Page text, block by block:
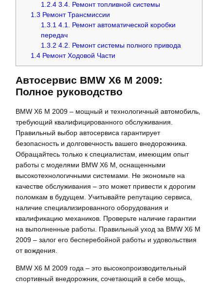
1.2.43.4. Ремонт топливной системы
1.3 Ремонт Трансмиссии
1.3.1 4.1. Ремонт автоматической коробки
передач
1.3.2 4.2. Ремонт системы полного привода
1.4 Ремонт Ходовой Части
Автосервис BMW X6 M 2009:
Полное руководство
BMW X6 M 2009 – мощный и технологичный автомобиль‚
требующий квалифицированного обслуживания.
Правильный выбор автосервиса гарантирует
безопасность и долговечность вашего внедорожника.
Обращайтесь только к специалистам‚ имеющим опыт
работы с моделями BMW X6 M‚ оснащенными
высокотехнологичными системами. Не экономьте на
качестве обслуживания – это может привести к дорогим
поломкам в будущем. Учитывайте репутацию сервиса‚
наличие специализированного оборудования и
квалификацию механиков. Проверьте наличие гарантии
на выполненные работы. Правильный уход за BMW X6 M
2009 – залог его бесперебойной работы и удовольствия
от вождения.
BMW X6 M 2009 года – это высокопроизводительный
спортивный внедорожник‚ сочетающий в себе мощь‚